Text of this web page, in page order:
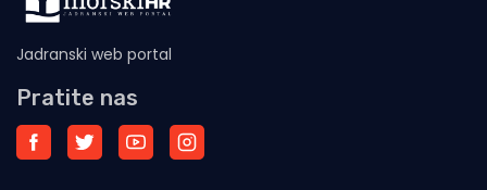
Jadranski web portal
Pratite nas